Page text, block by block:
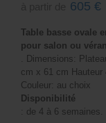
605 €
Table basse ovale
pour salon ou
. Dimensions:
cm x 61 cm Hauteur
Couleur: au choix
Disponibilité
: de 4 à 6 semaines.